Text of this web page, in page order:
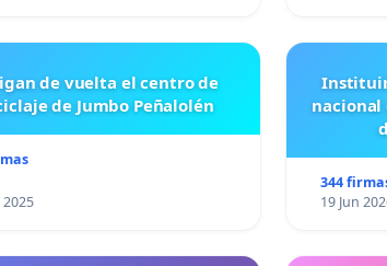
de vuelta el centro de
de Jumbo Peñalolén
2025
Instituir
nacional
344
19 Jun